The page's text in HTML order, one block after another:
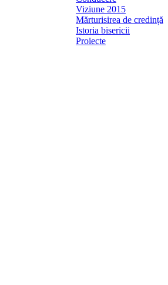
Viziune 2015
Mărturisirea de credință
Istoria bisericii
Proiecte